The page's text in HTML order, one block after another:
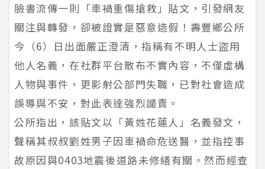
臉書流傳一則「車禍重傷搶救」貼文，引發網友
關注與轉發，卻被證實是惡意造假！壽豐鄉公所
今（6）日出面嚴正澄清，指稱有不明人士盜用
他人名義，在社群平台散布不實內容，不僅虛構
人物與事件，更影射公部門失職，已對社會造成
誤導與不安，對此表達強烈譴責。
公所指出，該貼文以「黃姓花蓮人」名義發文，
聲稱其叔叔劉姓男子因車禍命危送醫，並指控事
故原因與0403地震後道路未修繕有關。然而經查